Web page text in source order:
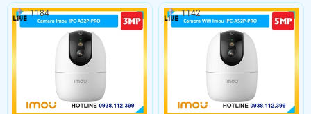
quan sát ban đêm sáng rõ tầm nhìn
xa và âm thanh trung thực camera
giúp bạn dễ dàng trò chuyện và
kiểm soát an ninh dù ở bất kỳ đâu.
Lựa chọn lý tưởng cho gia đình, văn
phòng và cửa hàng.
Hỗ trợ AI phát hiện hình dáng
người,hỗ trợ pin 2000mAh hồng
ngoại 8m và đàm thoại hai chiều
với chất lượng âm thanh cao, khe
cắm thẻ nhớ lên đến 512GB camera
phù hợp giám sát linh hoạt mà
không cần Wi-Fi.
1184 1142